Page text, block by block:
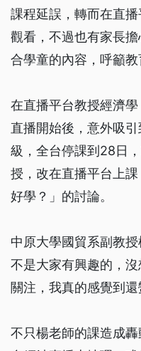
課程延誤，轉而在直
觀看，不過也有家長
合學童的內容，呼籲教
在直播平台教授經濟
直播開始後，意外吸
級，全台停課到28日
授，改在直播平台上
好學？」的討論。
中原大學國貿系副教
不是大家有興趣的，
關注，我真的感覺到還
不只楊老師的課造成